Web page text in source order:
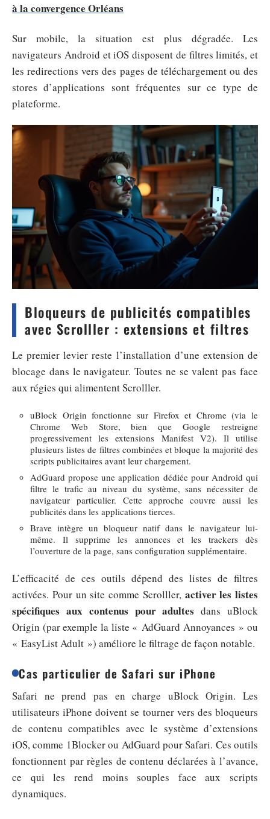
à la convergence Orléans
Sur mobile, la situation est plus dégradée. Les
navigateurs Android et iOS disposent de filtres limités, et
les redirections vers des pages de téléchargement ou des
stores d’applications sont fréquentes sur ce type de
plateforme.
Bloqueurs de publicités compatibles
avec Scrolller : extensions et filtres
Le premier levier reste l’installation d’une extension de
blocage dans le navigateur. Toutes ne se valent pas face
aux régies qui alimentent Scrolller.
uBlock Origin fonctionne sur Firefox et Chrome (via le
Chrome Web Store, bien que Google restreigne
progressivement les extensions Manifest V2). Il utilise
plusieurs listes de filtres combinées et bloque la majorité des
scripts publicitaires avant leur chargement.
AdGuard propose une application dédiée pour Android qui
filtre le trafic au niveau du système, sans nécessiter de
navigateur particulier. Cette approche couvre aussi les
publicités dans les applications tierces.
Brave intègre un bloqueur natif dans le navigateur lui-
même. Il supprime les annonces et les trackers dès
l’ouverture de la page, sans configuration supplémentaire.
L’efficacité de ces outils dépend des listes de filtres
activées. Pour un site comme Scrolller, activer les listes
spécifiques aux contenus pour adultes dans uBlock
Origin (par exemple la liste « AdGuard Annoyances » ou
« EasyList Adult ») améliore le filtrage de façon notable.
Cas particulier de Safari sur iPhone
Safari ne prend pas en charge uBlock Origin. Les
utilisateurs iPhone doivent se tourner vers des bloqueurs
de contenu compatibles avec le système d’extensions
iOS, comme 1Blocker ou AdGuard pour Safari. Ces outils
fonctionnent par règles de contenu déclarées à l’avance,
ce qui les rend moins souples face aux scripts
dynamiques.